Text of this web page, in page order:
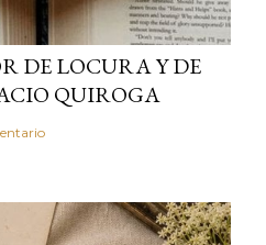
DE LOCURA Y DE
QUIROGA